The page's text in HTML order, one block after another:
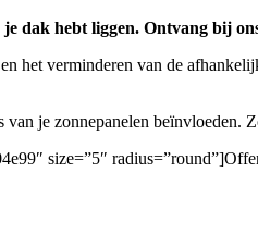
dak hebt liggen. Ontvang bij
het verminderen van de
je zonnepanelen beïnvloeden.
size=”5″